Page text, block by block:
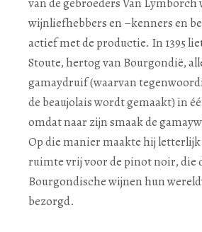
van de gebroeders Van Lymborch
wijnliefhebbers en –kenners en
actief met de productie. In 1395
Stoute, hertog van Bourgondië,
gamaydruif (waarvan
de beaujolais wordt gemaakt) in
omdat naar zijn smaak de
Op die manier maakte hij
ruimte vrij voor de pinot noir, die
Bourgondische wijnen hun
bezorgd.